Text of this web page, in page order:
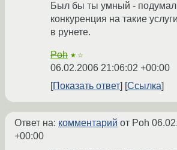
Был бы ты умный - подумал
конкуренция на такие
в рунете.
Poh ★☆
06.02.2006 21:06:02 +00:00
Показать ответ
Ссылка
Ответ на: комментарий от Poh
+00:00